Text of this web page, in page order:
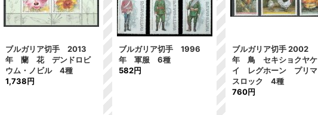
ブルガリア切手 2013
年 蘭 花 デンドロビ
ウム・ノビル 4種
1,738円
ブルガリア切手 1996
年 軍服 6種
582円
ブルガリア切手 2002
年 鳥 セキショクヤケ
イ レグホーン プリマ
スロック 4種
760円